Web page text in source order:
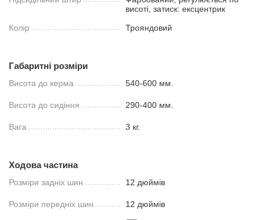
висоті, затиск: ексцентрик
Колір
Трояндовий
Габаритні розміри
Висота до керма 540-600 мм.
Висота до сидіння 290-400 мм.
Вага 3 кг.
Ходова частина
Розміри задніх шин 12 дюймів
Розміри передніх шин 12 дюймів